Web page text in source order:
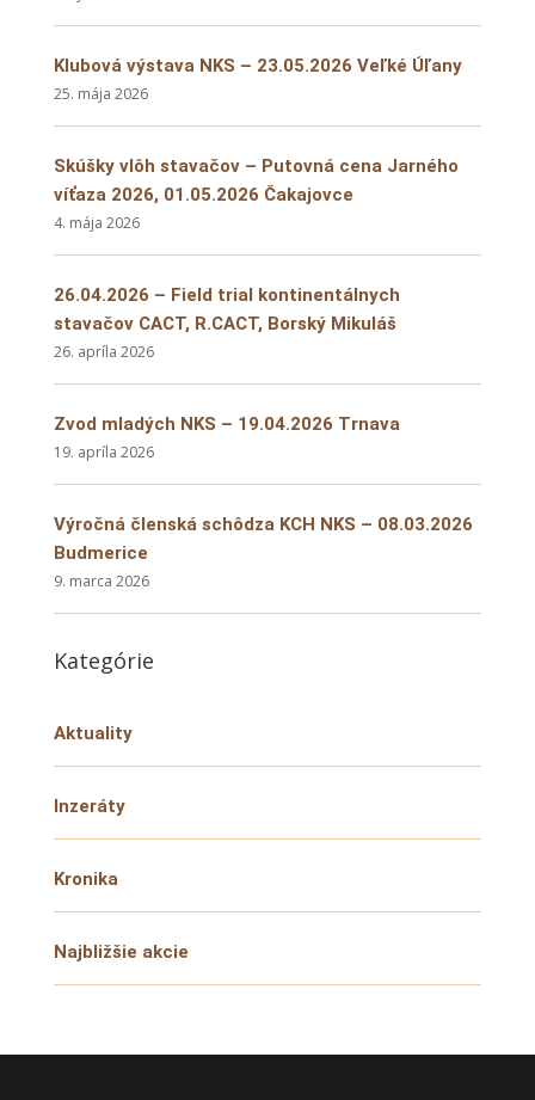
Klubová výstava NKS – 23.05.2026 Veľké Úľany
25. mája 2026
Skúšky vlôh stavačov – Putovná cena Jarného
víťaza 2026, 01.05.2026 Čakajovce
4. mája 2026
26.04.2026 – Field trial kontinentálnych
stavačov CACT, R.CACT, Borský Mikuláš
26. apríla 2026
Zvod mladých NKS – 19.04.2026 Trnava
19. apríla 2026
Výročná členská schôdza KCH NKS – 08.03.2026
Budmerice
9. marca 2026
Kategórie
Aktuality
Inzeráty
Kronika
Najbližšie akcie